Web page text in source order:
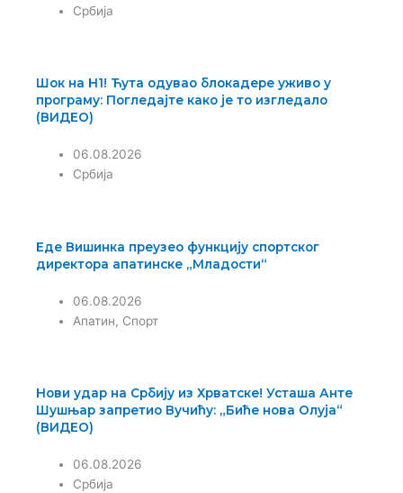
Србија
Шок на Н1! Ћута одувао блокадере уживо у
програму: Погледајте како је то изгледало
(ВИДЕО)
06.08.2026
Србија
Еде Вишинка преузео функцију спортског
директора апатинске „Младости“
06.08.2026
Апатин, Спорт
Нови удар на Србију из Хрватске! Усташа Анте
Шушњар запретио Вучићу: „Биће нова Олуја“
(ВИДЕО)
06.08.2026
Србија